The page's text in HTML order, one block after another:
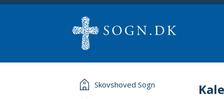
Skovshoved Sogn